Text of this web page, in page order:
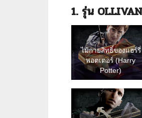
1. รุ่น
ไม้กายสิทธิ์ของแฮร์รี่
พอตเตอร์ (Harry
Potter)